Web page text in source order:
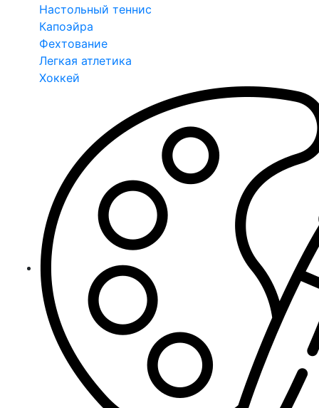
Настольный теннис
Капоэйра
Фехтование
Легкая атлетика
Хоккей